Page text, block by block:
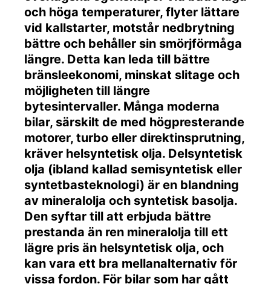
och höga temperaturer, flyter lättare
vid kallstarter, motstår nedbrytning
bättre och behåller sin smörjförmåga
längre. Detta kan leda till bättre
bränsleekonomi, minskat slitage och
möjligheten till längre
bytesintervaller. Många moderna
bilar, särskilt de med högpresterande
motorer, turbo eller direktinsprutning,
kräver helsyntetisk olja. Delsyntetisk
olja (ibland kallad semisyntetisk eller
syntetbasteknologi) är en blandning
av mineralolja och syntetisk basolja.
Den syftar till att erbjuda bättre
prestanda än ren mineralolja till ett
lägre pris än helsyntetisk olja, och
kan vara ett bra mellanalternativ för
vissa fordon. För bilar som har gått